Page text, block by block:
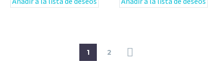
1 2